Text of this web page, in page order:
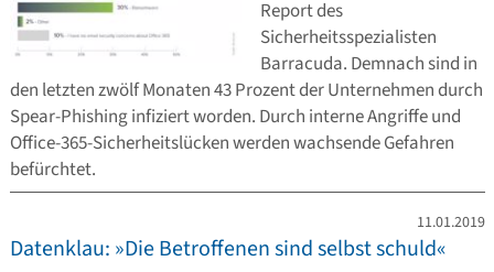
Report des
Sicherheitsspezialisten
Barracuda. Demnach sind in
den letzten zwölf Monaten 43 Prozent der Unternehmen durch
Spear-Phishing infiziert worden. Durch interne Angriffe und
Office-365-Sicherheitslücken werden wachsende Gefahren
befürchtet.
11.01.2019
Datenklau: »Die Betroffenen sind selbst schuld«